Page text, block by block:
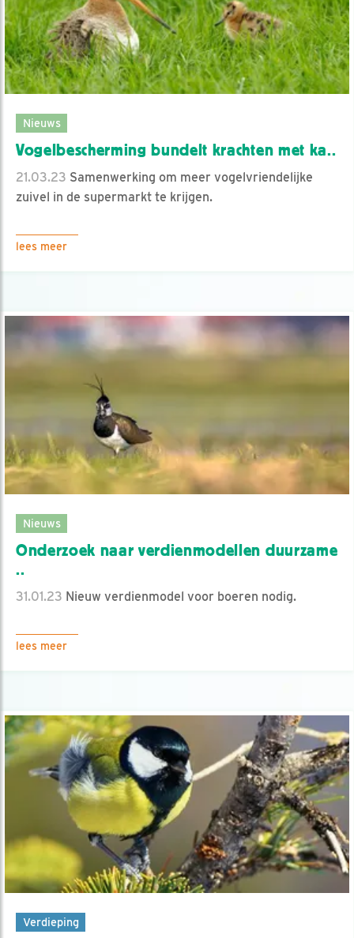
Nieuws
Vogelbescherming bundelt krachten met ka..
21.03.23 Samenwerking om meer vogelvriendelijke
zuivel in de supermarkt te krijgen.
lees meer
Nieuws
Onderzoek naar verdienmodellen duurzame
..
31.01.23 Nieuw verdienmodel voor boeren nodig.
lees meer
Verdieping